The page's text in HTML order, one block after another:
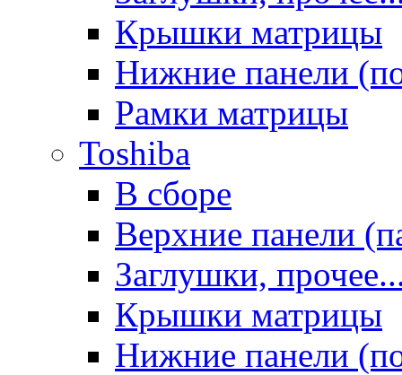
Крышки матрицы
Нижние панели
Рамки матрицы
Toshiba
В сборе
Верхние панели
Заглушки,
Крышки матрицы
Нижние панели